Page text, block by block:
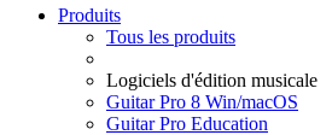
Produits
Tous les produits
Logiciels d'édition musicale
Guitar Pro 8 Win/macOS
Guitar Pro Education